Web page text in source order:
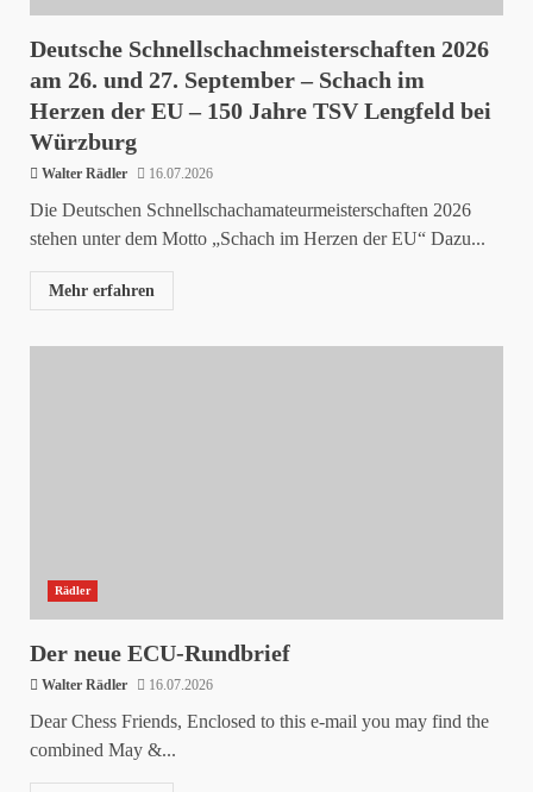
Deutsche Schnellschachmeisterschaften 2026
am 26. und 27. September – Schach im
Herzen der EU – 150 Jahre TSV Lengfeld bei
Würzburg
Walter Rädler 16.07.2026
Die Deutschen Schnellschachamateurmeisterschaften 2026
stehen unter dem Motto „Schach im Herzen der EU“ Dazu...
Mehr erfahren
Rädler
Der neue ECU-Rundbrief
Walter Rädler 16.07.2026
Dear Chess Friends, Enclosed to this e-mail you may find the
combined May &...